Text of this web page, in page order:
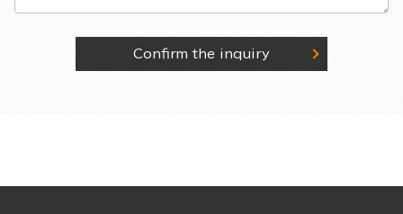
Confirm the inquiry